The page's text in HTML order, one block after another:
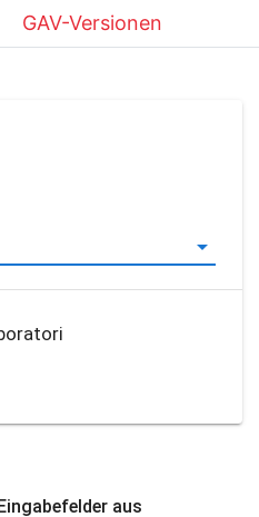
GAV-Versionen
aus